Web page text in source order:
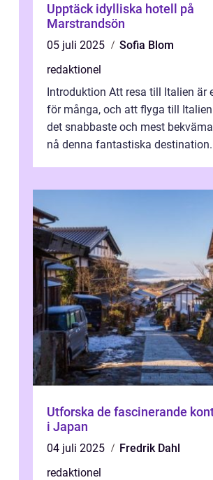
Upptäck idylliska hotell på
Marstrandsön
05 juli 2025
Sofia Blom
redaktionel
Introduktion Att resa till Italien är
för många, och att flyga till
det snabbaste och mest
nå denna fantastiska
Utforska de fascinerande
i Japan
04 juli 2025
Fredrik Dahl
redaktionel